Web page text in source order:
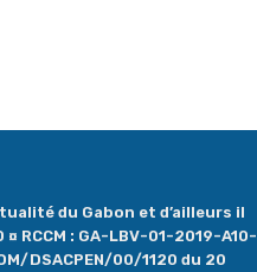
du Gabon et d’ailleurs il
RCCM : GA-LBV-01-2019-A10-
DSACPEN/00/1120 du 20